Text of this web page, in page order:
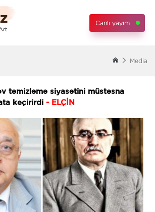
Canlı yayım
Media
təmizləmə siyasətini müstəsna
keçirirdi - ELÇİN